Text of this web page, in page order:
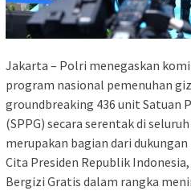
Jakarta – Polri menegaskan
program nasional pemenuhan
groundbreaking 436 unit Satuan
(SPPG) secara serentak di
merupakan bagian dari
Cita Presiden Republik
Bergizi Gratis dalam rangka